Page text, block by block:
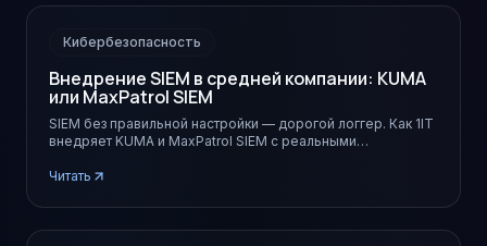
Кибербезопасность
Внедрение SIEM в средней компании: KUMA
или MaxPatrol SIEM
SIEM без правильной настройки — дорогой логгер. Как 1IT
внедряет KUMA и MaxPatrol SIEM с реальными
Читать